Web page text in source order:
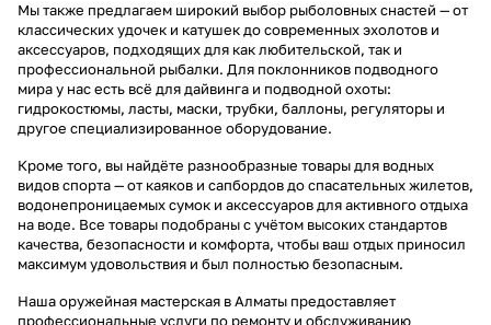
Мы также предлагаем широкий выбор рыболовных снастей — от
классических удочек и катушек до современных эхолотов и
аксессуаров, подходящих для как любительской, так и
профессиональной рыбалки. Для поклонников подводного
мира у нас есть всё для дайвинга и подводной охоты:
гидрокостюмы, ласты, маски, трубки, баллоны, регуляторы и
другое специализированное оборудование.
Кроме того, вы найдёте разнообразные товары для водных
видов спорта — от каяков и сапбордов до спасательных жилетов,
водонепроницаемых сумок и аксессуаров для активного отдыха
на воде. Все товары подобраны с учётом высоких стандартов
качества, безопасности и комфорта, чтобы ваш отдых приносил
максимум удовольствия и был полностью безопасным.
Наша оружейная мастерская в Алматы предоставляет
профессиональные услуги по ремонту и обслуживанию